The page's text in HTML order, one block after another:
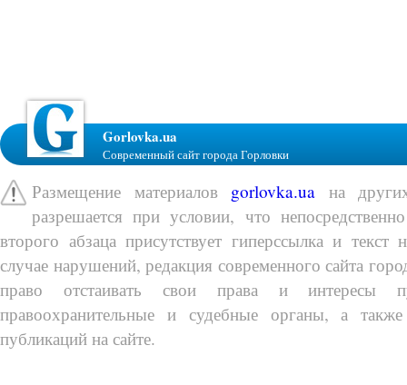
Gorlovka.ua
Современный сайт города Горловки
Размещение материалов gorlovka.ua на
разрешается при условии, что
второго абзаца присутствует гиперссылка и
случае нарушений, редакция современного сайта
право отстаивать свои права и интересы
правоохранительные и судебные органы, а
публикаций на сайте.